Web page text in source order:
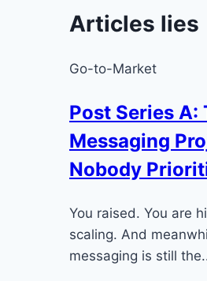
Articles lies
Go-to-Market
Post Series A:
Messaging
Nobody
You raised. You are
scaling. And
messaging is still